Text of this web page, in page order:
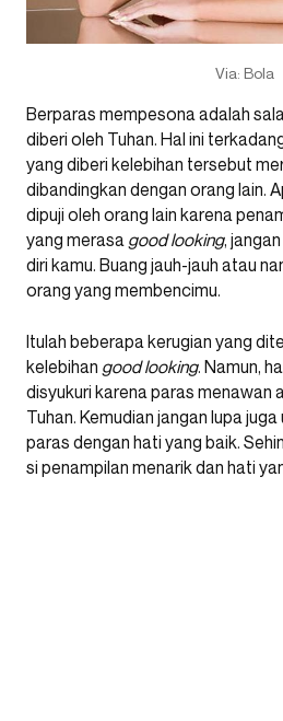
Via: Bola
Berparas mempesona adalah
diberi oleh Tuhan. Hal ini
yang diberi kelebihan tersebut
dibandingkan dengan orang lain.
dipuji oleh orang lain karena
yang merasa good looking,
diri kamu. Buang jauh-jauh atau
orang yang membencimu.
Itulah beberapa kerugian yang
kelebihan good looking. Namun,
disyukuri karena paras menawan
Tuhan. Kemudian jangan lupa
paras dengan hati yang baik.
si penampilan menarik dan hati